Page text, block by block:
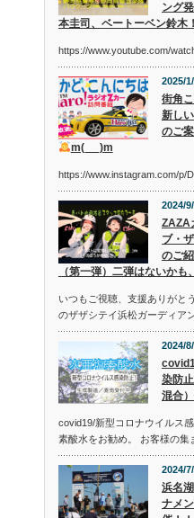
ング
本圭司、ベートーベン鈴木！
https://www.youtube.com/
2025/
街角
新し
のご
m(_ _)m
https://www.instagram.com/p/
2024/
ZAZA
ブ・
のご
（第一弾）二弾はないかも
いつもご視聴、支援ありがと
のザザシテイ浜松ガーディア
2024/
染防
混合
covid19/新型コロナウイルス
素酸水をお勧め。 お客様の集
2024/
浜名
ナメ